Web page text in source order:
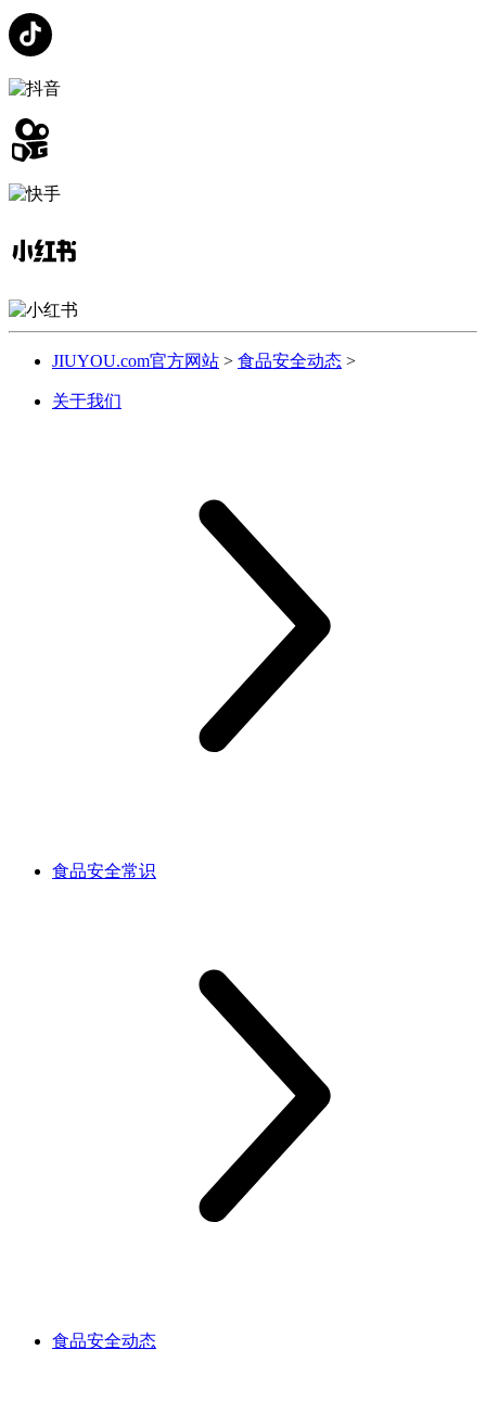
JIUYOU.com官方网站 > 食品安全动态 >
关于我们
食品安全常识
食品安全动态